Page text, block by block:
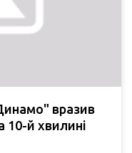
вразив
10-й хвилині